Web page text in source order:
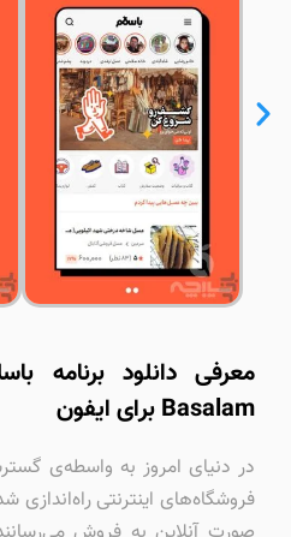
معرفی دانلود برنامه
Basalam برای ایفون
در دنیای امروز به واسطه‌ی
فروشگاه‌های اینترنتی